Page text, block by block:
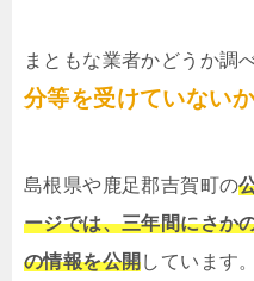
まともな業者かどうか調
分等を受けていないか
島根県や鹿足郡吉賀町の
ージでは、三年間にさか
の情報を公開しています。